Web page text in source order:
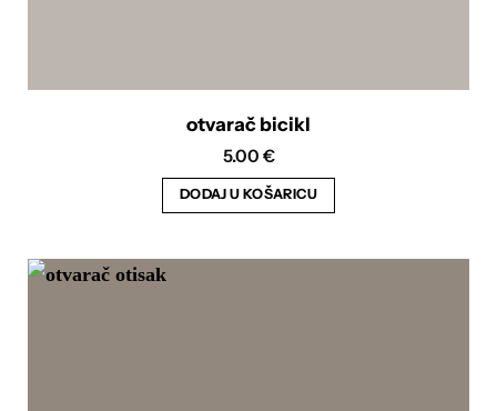
otvarač bicikl
5.00 €
DODAJ U KOŠARICU